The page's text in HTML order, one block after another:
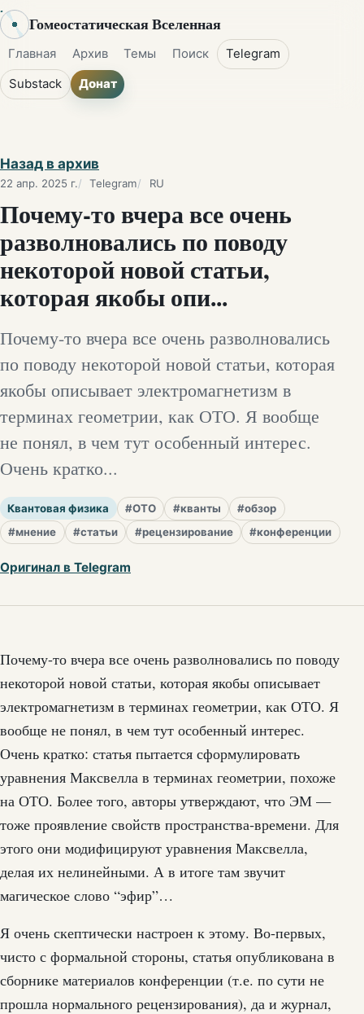
Гомеостатическая Вселенная
Главная Архив Темы Поиск Telegram
Substack Донат
Назад в архив
22 апр. 2025 г. Telegram RU
Почему-то вчера все очень
разволновались по поводу
некоторой новой статьи,
которая якобы опи...
Почему-то вчера все очень разволновались
по поводу некоторой новой статьи, которая
якобы описывает электромагнетизм в
терминах геометрии, как ОТО. Я вообще
не понял, в чем тут особенный интерес.
Очень кратко...
Квантовая физика #ОТО #кванты
#обзор
#мнение
#статьи #рецензирование #конференции
Оригинал в Telegram
Почему-то вчера все очень разволновались по поводу
некоторой новой статьи, которая якобы описывает
электромагнетизм в терминах геометрии, как ОТО. Я
вообще не понял, в чем тут особенный интерес.
Очень кратко: статья пытается сформулировать
уравнения Максвелла в терминах геометрии, похоже
на ОТО. Более того, авторы утверждают, что ЭМ —
тоже проявление свойств пространства-времени. Для
этого они модифицируют уравнения Максвелла,
делая их нелинейными. А в итоге там звучит
магическое слово “эфир”…
Я очень скептически настроен к этому. Во-первых,
чисто с формальной стороны, статья опубликована в
сборнике материалов конференции (т.е. по сути не
прошла нормального рецензирования), да и журнал,